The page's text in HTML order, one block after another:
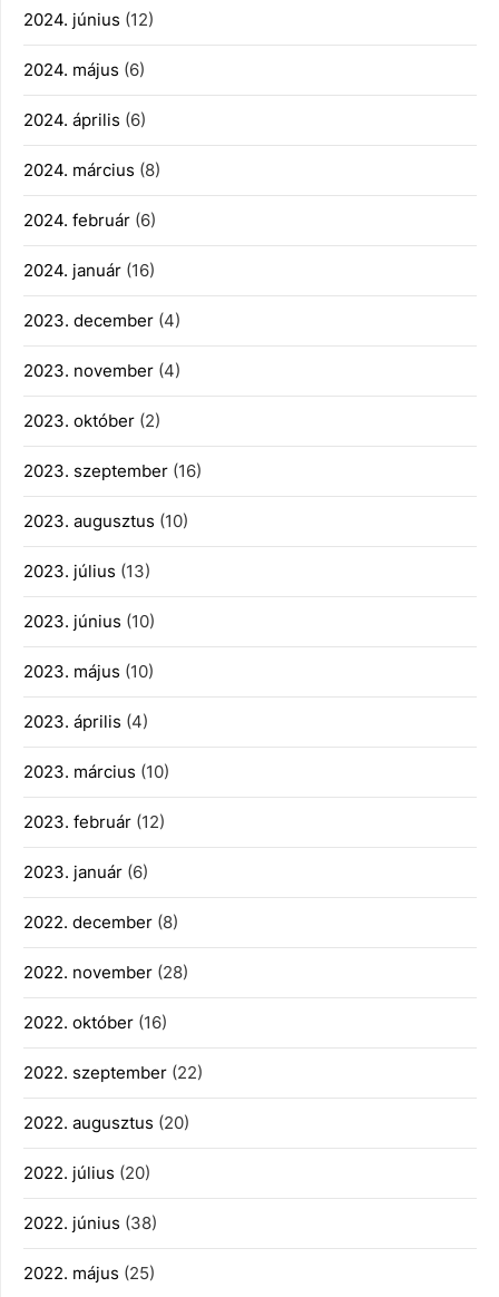
2024. június (12)
2024. május (6)
2024. április (6)
2024. március (8)
2024. február (6)
2024. január (16)
2023. december (4)
2023. november (4)
2023. október (2)
2023. szeptember (16)
2023. augusztus (10)
2023. július (13)
2023. június (10)
2023. május (10)
2023. április (4)
2023. március (10)
2023. február (12)
2023. január (6)
2022. december (8)
2022. november (28)
2022. október (16)
2022. szeptember (22)
2022. augusztus (20)
2022. július (20)
2022. június (38)
2022. május (25)